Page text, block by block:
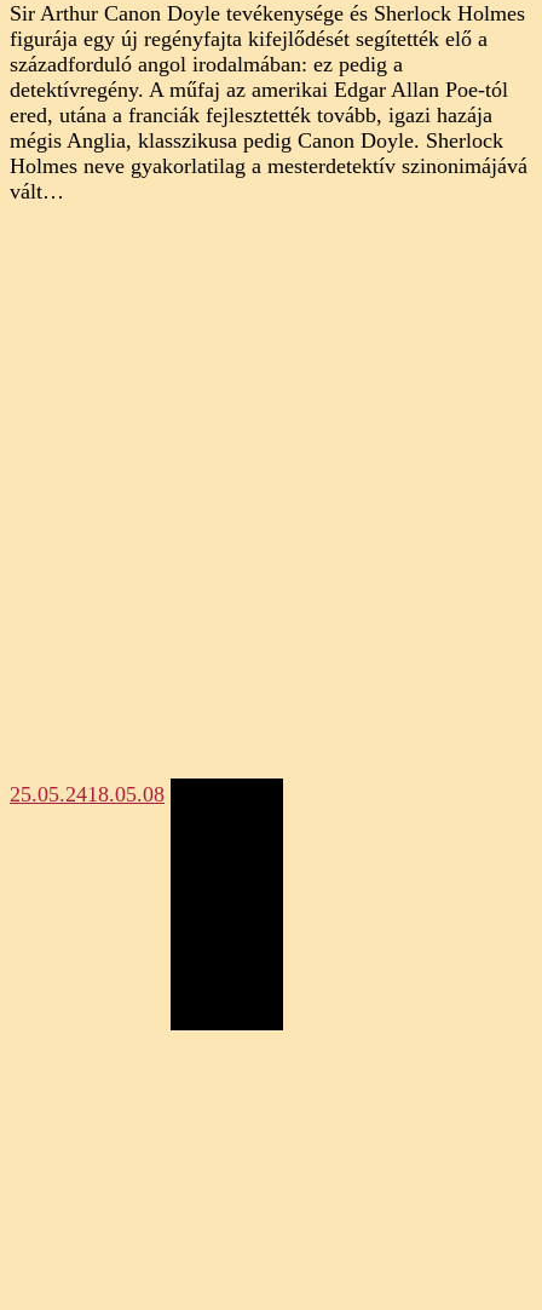
Sir Arthur Canon Doyle tevékenysége és Sherlock Holmes
figurája egy új regényfajta kifejlődését segítették elő a
századforduló angol irodalmában: ez pedig a
detektívregény. A műfaj az amerikai Edgar Allan Poe-tól
ered, utána a franciák fejlesztették tovább, igazi hazája
mégis Anglia, klasszikusa pedig Canon Doyle. Sherlock
Holmes neve gyakorlatilag a mesterdetektív szinonimájává
vált…
25.05.2418.05.08